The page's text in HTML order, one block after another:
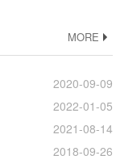
MORE
2020-09-09
2022-01-05
2021-08-14
2018-09-26